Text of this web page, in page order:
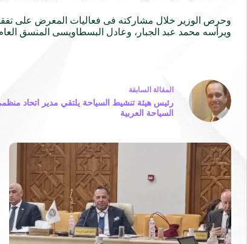
وحرص الوزير خلال مشاركته فى فعاليات المعرض على تفقد
ويرأسه محمد عبد الجبار، وعادل البسطاويسى المنسق
المقالة السابقة
رئيس هيئة تنشيط السياحة يلتقي مدير اتحاد
السياحة العربية